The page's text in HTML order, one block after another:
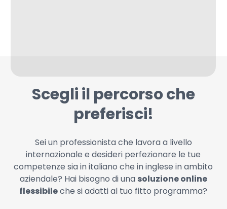
Scegli il percorso che
preferisci!
Sei un professionista che lavora a livello
internazionale e desideri perfezionare le tue
competenze sia in italiano che in inglese in ambito
aziendale? Hai bisogno di una soluzione online
flessibileche si adatti al tuo fitto programma?